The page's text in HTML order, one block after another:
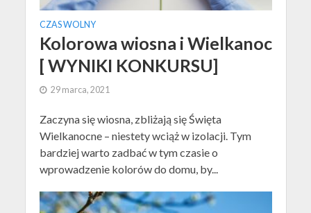
CZAS WOLNY
Kolorowa wiosna i Wielkanoc
[ WYNIKI KONKURSU]
29 marca, 2021
Zaczyna się wiosna, zbliżają się Święta
Wielkanocne – niestety wciąż w izolacji. Tym
bardziej warto zadbać w tym czasie o
wprowadzenie kolorów do domu, by...